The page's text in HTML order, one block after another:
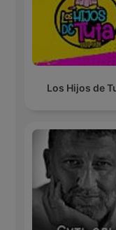
Los Hijos de